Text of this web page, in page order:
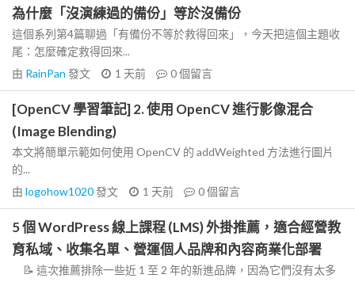
為什麼「沒演練過的備份」等於沒備份
這個系列第4篇聊過「有備份不等於救得回來」，今天把這個主題收
尾：怎麼確定救得回來...
由 RainPan 發文 1 天前 0個留言
[OpenCV 學習筆記] 2. 使用 OpenCV 進行影像混合
(Image Blending)
本文將簡單示範如何使用 OpenCV 的 addWeighted 方法進行圖片
的...
由 logohow1020發文 1 天前 0個留言
5 個 WordPress 線上課程 (LMS) 外掛推薦，適合經營教
育私域、收集名單、營運個人品牌和內容商業化部署
📝 這次推薦排除一些近 1 至 2 年的新進品牌，因為它們沒有太多